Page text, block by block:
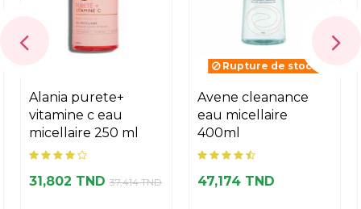
alania purete+
vitamine c eau
micellaire 250 ml
31,802 TND 37,414 TND
Rupture de stock
avene cleanance
eau micellaire
400ml
47,174 TND